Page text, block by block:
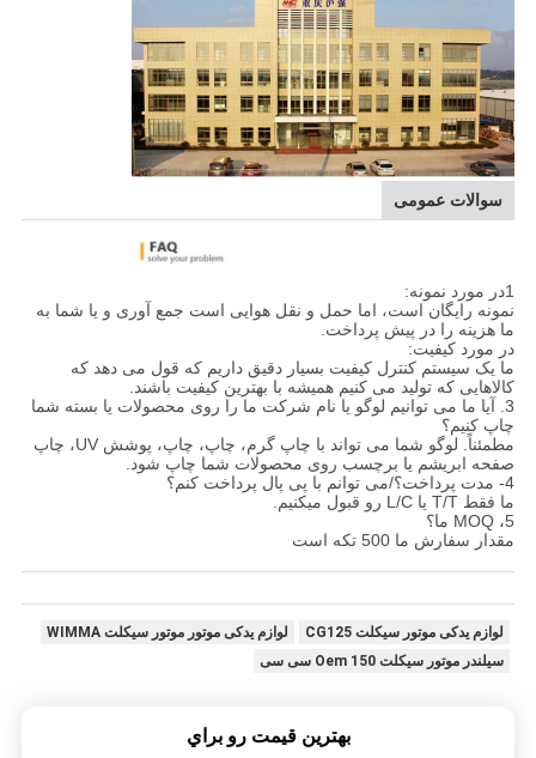
سوالات عمومی
1در مورد نمونه:
نمونه رایگان است، اما حمل و نقل هوایی است جمع آوری و یا شما به
ما هزینه را در پیش پرداخت.
در مورد کیفیت:
ما یک سیستم کنترل کیفیت بسیار دقیق داریم که قول می دهد که
کالاهایی که تولید می کنیم همیشه با بهترین کیفیت باشند.
3. آیا ما می توانیم لوگو یا نام شرکت ما را روی محصولات یا بسته شما
چاپ کنیم؟
مطمئناً. لوگو شما می تواند با چاپ گرم، چاپ، چاپ، پوشش UV، چاپ
صفحه ابریشم یا برچسب روی محصولات شما چاپ شود.
4- مدت پرداخت؟/می توانم با پی پال پرداخت کنم؟
ما فقط T/T یا L/C رو قبول میکنیم.
5، MOQ ما؟
مقدار سفارش ما 500 تکه است
لوازم یدکی موتور سیکلت CG125
لوازم یدکی موتور موتور سیکلت WIMMA
سیلندر موتور سیکلت Oem 150 سی سی
بهترين قيمت رو براي